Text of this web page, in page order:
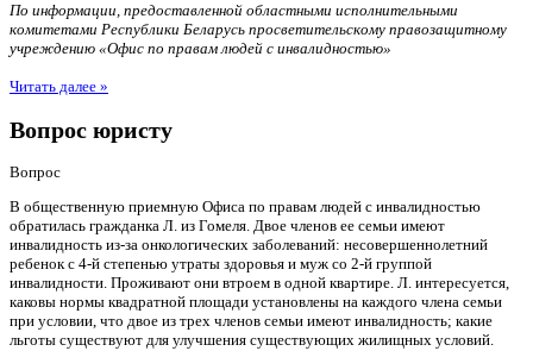
По информации, предоставленной областными исполнительными
комитетами Республики Беларусь просветительскому правозащитному
учреждению «Офис по правам людей с инвалидностью»
Читать далее »
Вопрос юристу
Вопрос
В общественную приемную Офиса по правам людей с инвалидностью
обратилась гражданка Л. из Гомеля. Двое членов ее семьи имеют
инвалидность из-за онкологических заболеваний: несовершеннолетний
ребенок с 4-й степенью утраты здоровья и муж со 2-й группой
инвалидности. Проживают они втроем в одной квартире. Л. интересуется,
каковы нормы квадратной площади установлены на каждого члена семьи
при условии, что двое из трех членов семьи имеют инвалидность; какие
льготы существуют для улучшения существующих жилищных условий.